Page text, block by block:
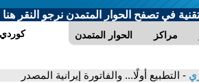
في تصفح الحوار المتمدن نرجو النقر هنا
الحوار المتمدن مراكز كوردي
- التطبيع أولًا... والفاتورة إيرانية المصدر